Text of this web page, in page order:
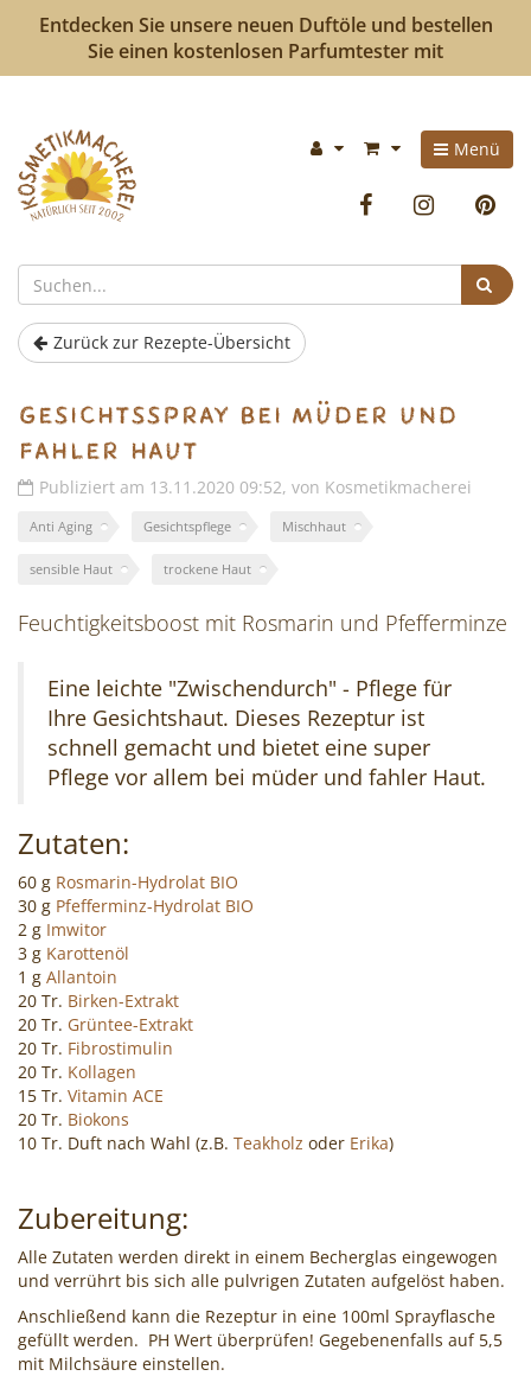
Entdecken Sie unsere neuen Duftöle und bestellen
Sie einen kostenlosen Parfumtester mit
Kosmetikmacherei
-
selbermachen
ist
so
einfach
wie
bunte
Cocktails
mixen!
Im
Menü
Facebook
Zurück zur Rezepte-Übersicht
Gesichtsspray bei müder und
fahler Haut
Publiziert am 13.11.2020 09:52, von Kosmetikmacherei
Anti Aging Gesichtspflege Mischhaut
sensible Haut trockene Haut
Feuchtigkeitsboost mit Rosmarin und Pfefferminze
Eine leichte "Zwischendurch" - Pflege für
Ihre Gesichtshaut. Dieses Rezeptur ist
schnell gemacht und bietet eine super
Pflege vor allem bei müder und fahler Haut.
Zutaten:
60 g Rosmarin-Hydrolat BIO
30 g Pfefferminz-Hydrolat BIO
2 g Imwitor
3 g Karottenöl
1 g Allantoin
20 Tr. Birken-Extrakt
20 Tr. Grüntee-Extrakt
20 Tr. Fibrostimulin
20 Tr. Kollagen
15 Tr. Vitamin ACE
20 Tr. Biokons
10 Tr. Duft nach Wahl (z.B. Teakholz oder Erika)
Zubereitung:
Alle Zutaten werden direkt in einem Becherglas eingewogen
und verrührt bis sich alle pulvrigen Zutaten aufgelöst haben.
Anschließend kann die Rezeptur in eine 100ml Sprayflasche
gefüllt werden. PH Wert überprüfen! Gegebenenfalls auf 5,5
mit Milchsäure einstellen.